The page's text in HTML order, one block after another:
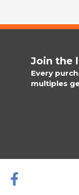
Join the
Every
multiples